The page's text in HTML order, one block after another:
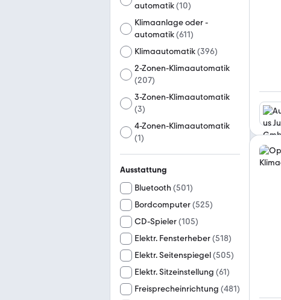
automatik(10)
Klimaanlage oder -
automatik(611)
Klimaautomatik(396)
2-Zonen-Klimaautomatik
(207)
3-Zonen-Klimaautomatik
(3)
4-Zonen-Klimaautomatik
(1)
Ausstattung
Bluetooth (501)
Bordcomputer(525)
CD-Spieler(105)
Elektr. Fensterheber(518)
Elektr. Seitenspiegel(505)
Elektr. Sitzeinstellung (61)
Freisprecheinrichtung (481)